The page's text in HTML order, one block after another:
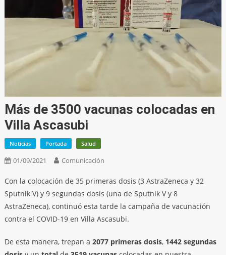
Más de 3500 vacunas colocadas en
Villa Ascasubi
Noticias Portada Salud
01/09/2021 Comunicación
Con la colocación de 35 primeras dosis (3 AstraZeneca y 32
Sputnik V) y 9 segundas dosis (una de Sputnik V y 8
AstraZeneca), continuó esta tarde la campaña de vacunación
contra el COVID-19 en Villa Ascasubi.
De esta manera, trepan a 2077 primeras dosis, 1442 segundas